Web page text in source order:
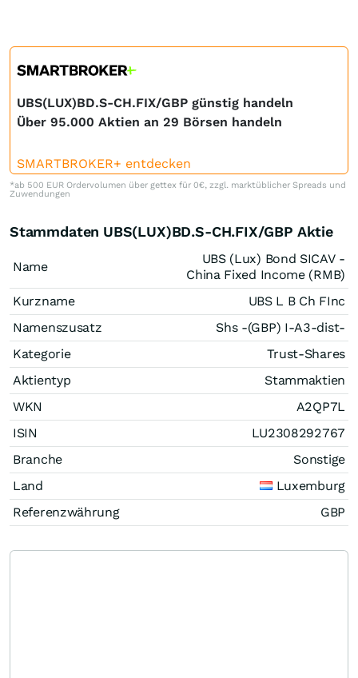
UBS(LUX)BD.S-CH.FIX/GBP günstig handeln
Über 95.000 Aktien an 29 Börsen handeln
SMARTBROKER+ entdecken
*ab 500 EUR Ordervolumen über gettex für 0€, zzgl. marktüblicher Spreads und
Zuwendungen
Stammdaten UBS(LUX)BD.S-CH.FIX/GBP Aktie
Name
UBS (Lux) Bond SICAV -
China Fixed Income (RMB)
Kurzname
UBS L B Ch FInc
Namenszusatz
Shs -(GBP) I-A3-dist-
Kategorie
Trust-Shares
Aktientyp
Stammaktien
WKN
A2QP7L
ISIN
LU2308292767
Branche
Sonstige
Land
Luxemburg
Referenzwährung
GBP